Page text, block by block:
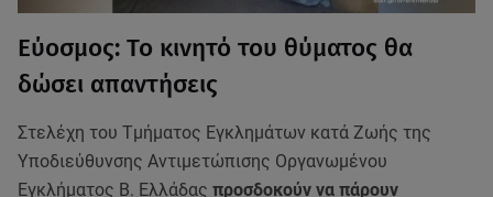
Εύοσμος: To κινητό του θύματος θα
δώσει απαντήσεις
Στελέχη του Τμήματος Εγκλημάτων κατά Ζωής της
Υποδιεύθυνσης Αντιμετώπισης Οργανωμένου
Εγκλήματος Β. Ελλάδας προσδοκούν να πάρουν